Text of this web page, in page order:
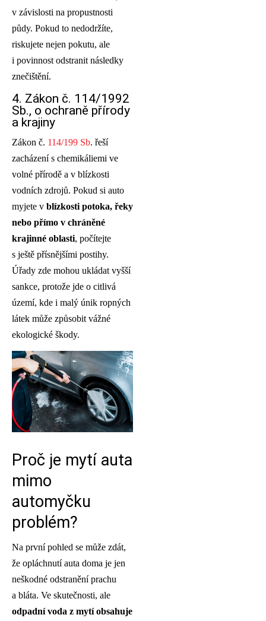
v závislosti na propustnosti
půdy. Pokud to nedodržíte,
riskujete nejen pokutu, ale
i povinnost odstranit následky
znečištění.
4. Zákon č. 114/1992
Sb., o ochraně přírody
a krajiny
Zákon č. 114/199 Sb. řeší
zacházení s chemikáliemi ve
volné přírodě a v blízkosti
vodních zdrojů. Pokud si auto
myjete v blízkosti potoka, řeky
nebo přímo v chráněné
krajinné oblasti, počítejte
s ještě přísnějšími postihy.
Úřady zde mohou ukládat vyšší
sankce, protože jde o citlivá
území, kde i malý únik ropných
látek může způsobit vážné
ekologické škody.
Proč je mytí auta
mimo
automyčku
problém?
Na první pohled se může zdát,
že opláchnutí auta doma je jen
neškodné odstranění prachu
a bláta. Ve skutečnosti, ale
odpadní voda z mytí obsahuje